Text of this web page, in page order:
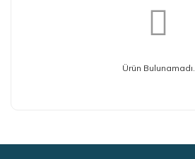
Ürün Bulunamadı.